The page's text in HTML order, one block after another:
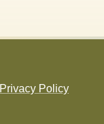
Privacy Policy